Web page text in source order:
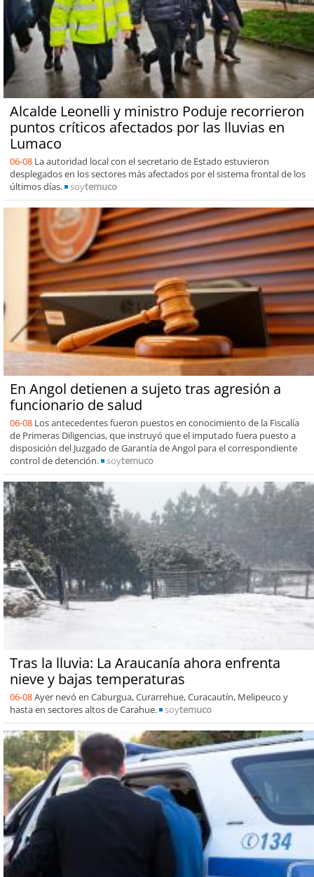
Alcalde Leonelli y ministro Poduje recorrieron
puntos críticos afectados por las lluvias en
Lumaco
06-08 La autoridad local con el secretario de Estado estuvieron
desplegados en los sectores más afectados por el sistema frontal de los
últimos días.
soytemuco
En Angol detienen a sujeto tras agresión a
funcionario de salud
06-08 Los antecedentes fueron puestos en conocimiento de la Fiscalía
de Primeras Diligencias, que instruyó que el imputado fuera puesto a
disposición del Juzgado de Garantía de Angol para el correspondiente
control de detención.
soytemuco
Tras la lluvia: La Araucanía ahora enfrenta
nieve y bajas temperaturas
06-08Ayer nevó en Caburgua, Curarrehue, Curacautín, Melipeuco y
hasta en sectores altos de Carahue.
soytemuco